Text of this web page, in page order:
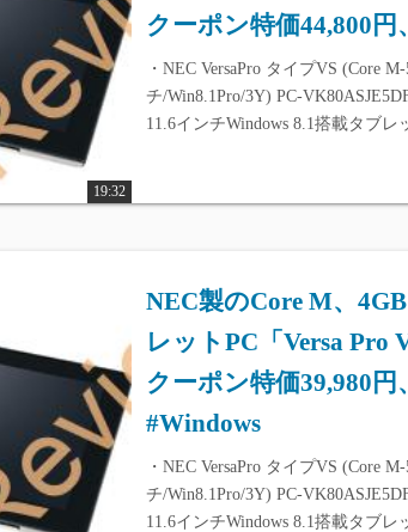
19:32
クーポン特価44,800円
・NEC VersaPro タイプVS (Core
チ/Win8.1Pro/3Y) PC-
11.6インチWindows 8.1搭載タブレ
NEC製のCore M、
レットPC「Versa Pro
クーポン特価39,980円
#Windows
・NEC VersaPro タイプVS (Core
チ/Win8.1Pro/3Y) PC-
11.6インチWindows 8.1搭載タブレ